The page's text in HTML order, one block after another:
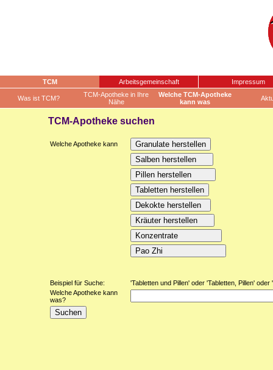
TCM Arbeitsgemeinschaft Impressum
Was ist TCM?
TCM-Apotheke in Ihre
Nähe
Welche TCM-Apotheke
kann was
TCM-Apotheke suchen
Welche Apotheke kann
Beispiel für Suche:
'Tabletten und Pillen' oder 'Tabletten, Pillen'
Welche Apotheke kann
was?